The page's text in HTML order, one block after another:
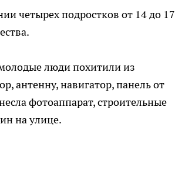
четырех подростков от 14 до 17
люди похитили из
антенну, навигатор, панель от
фотоаппарат, строительные
на улице.